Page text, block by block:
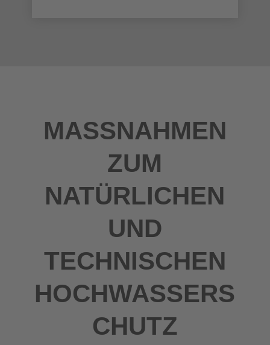
MASSNAHMEN Z
UM N
ATÜRLICHEN U
ND T
ECHNISCHEN H
OCHWASSERSC
HUTZ